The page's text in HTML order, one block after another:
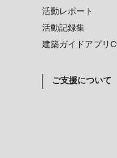
活動レポート
活動記録集
建築ガイドアプリ
ご支援について